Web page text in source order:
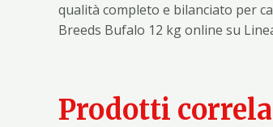
qualità completo e bilanciato per
Breeds Bufalo 12 kg online su
Prodotti